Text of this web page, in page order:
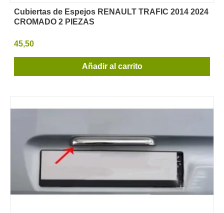
Cubiertas de Espejos RENAULT TRAFIC 2014 2024
CROMADO 2 PIEZAS
45,50
Añadir al carrito